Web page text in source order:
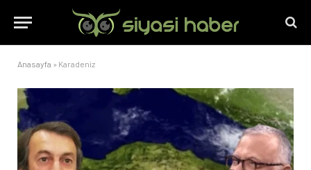
Anasayfa » Karadeniz